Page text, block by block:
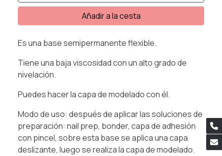
Añadir a la cesta
Es una base semipermanente flexible.
Tiene una baja viscosidad con un alto grado de
nivelación.
Puedes hacer la capa de modelado con él.
Modo de uso: después de aplicar las soluciones de
preparación: nail prep, bonder, capa de adhesión
con pincel, sobre esta base se aplica una capa
deslizante, luego se realiza la capa de modelado.